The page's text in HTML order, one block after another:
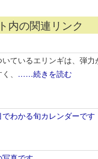
内の関連リンク
ているエリンギは、弾
、 ……続きを読む
わかる旬カレンダーです